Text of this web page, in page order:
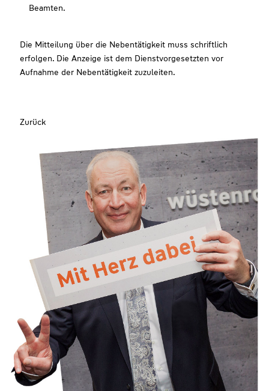
Beamten.
Die Mitteilung über die Nebentätigkeit muss schriftlich
erfolgen. Die Anzeige ist dem Dienstvorgesetzten vor
Aufnahme der Nebentätigkeit zuzuleiten.
Zurück